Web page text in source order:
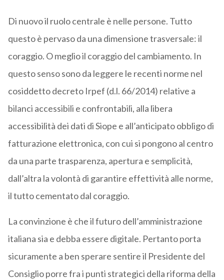
Di nuovo il ruolo centrale è nelle persone. Tutto
questo è pervaso da una dimensione trasversale: il
coraggio. O meglio il coraggio del cambiamento. In
questo senso sono da leggere le recenti norme nel
cosiddetto decreto Irpef (d.l. 66/2014) relative a
bilanci accessibili e confrontabili, alla libera
accessibilità dei dati di Siope e all’anticipato obbligo di
fatturazione elettronica, con cui si pongono al centro
da una parte trasparenza, apertura e semplicità,
dall’altra la volontà di garantire effettività alle norme,
il tutto cementato dal coraggio.
La convinzione è che il futuro dell’amministrazione
italiana sia e debba essere digitale. Pertanto porta
sicuramente a ben sperare sentire il Presidente del
Consiglio porre fra i punti strategici della riforma della